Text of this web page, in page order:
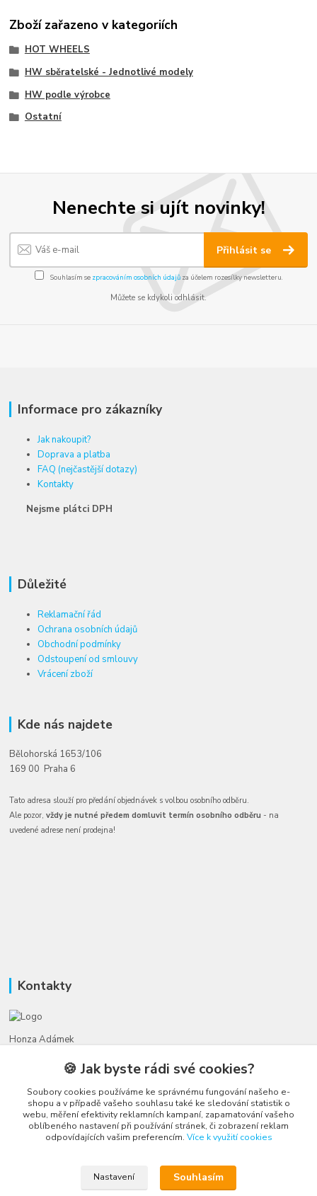
Zboží zařazeno v kategoriích
HOT WHEELS
HW sběratelské - Jednotlivé modely
HW podle výrobce
Ostatní
Nenechte si ujít novinky!
Přihlásit se
Souhlasím se zpracováním osobních údajůza účelem rozesílky newsletteru.
Můžete se kdykoli odhlásit.
Informace pro zákazníky
Jak nakoupit?
Doprava a platba
FAQ (nejčastější dotazy)
Kontakty
Nejsme plátci DPH
Důležité
Reklamační řád
Ochrana osobních údajů
Obchodní podmínky
Odstoupení od smlouvy
Vrácení zboží
Kde nás najdete
Bělohorská 1653/106
169 00 Praha 6
Tato adresa slouží pro předání objednávek s volbou osobního odběru.
Ale pozor,vždy je nutné předem domluvit termín osobního odběru - na
uvedené adrese není prodejna!
Kontakty
Honza Adámek
(Po-Ne, 9-21 hod.)
honza@autahracky.cz
Upravit sběr cookies.
🍪 Jak byste rádi své cookies?
Soubory cookies používáme ke správnému fungování našeho e-
shopu a v případě vašeho souhlasu také ke sledování statistik o
webu, měření efektivity reklamních kampaní, zapamatování vašeho
oblíbeného nastavení při používání stránek, či zobrazení reklam
odpovídajících vašim preferencím. Více k využití cookies
Nastavení Souhlasím